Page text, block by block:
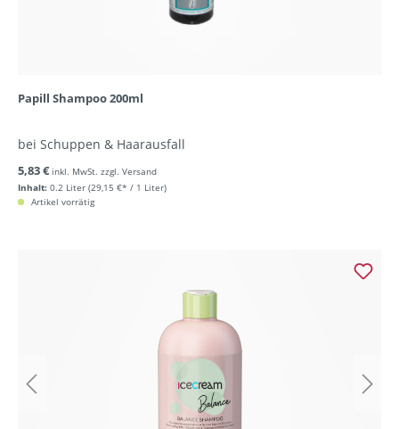
Papill Shampoo 200ml
bei Schuppen & Haarausfall
Inhalt: 0.2 Liter (29,15 €* / 1 Liter)
5,83 € inkl. MwSt. zzgl. Versand
Artikel vorrätig